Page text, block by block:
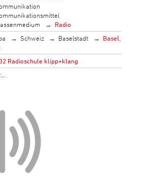
Radio
Schweiz Baselstadt
Basel,
Radioschule klipp+klang